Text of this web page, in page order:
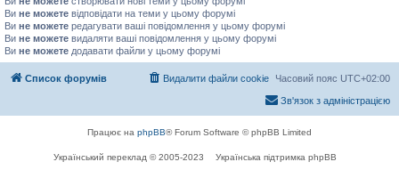
Ви не можете відповідати на теми у цьому форумі
Ви не можете редагувати ваші повідомлення у цьому форумі
Ви не можете видаляти ваші повідомлення у цьому форумі
Ви не можете додавати файли у цьому форумі
Список форумів Часовий пояс UTC+02:00
Видалити файли cookie
Зв'язок з адміністрацією
Працює на phpBB® Forum Software © phpBB Limited
Український переклад © 2005-2023 Українська підтримка phpBB